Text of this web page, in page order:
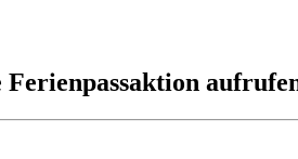
Ferienpassaktion